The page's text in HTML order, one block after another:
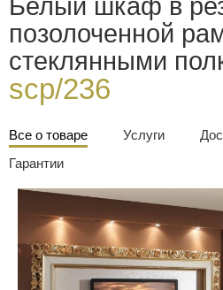
Белый шкаф в
позолоченной
стеклянными
scp/236
Все о товаре Услуги
Гарантии